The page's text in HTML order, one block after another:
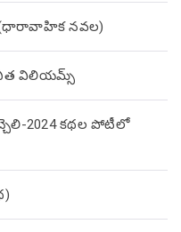
నవల)
విలియమ్స్
2024 కథల పోటీలో